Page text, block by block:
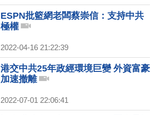
ESPN批籃網老闆蔡崇信：支持中共
極權
2022-04-16 21:22:39
港交中共25年政經環境巨變 外資富豪
加速撤離
2022-07-01 22:06:41